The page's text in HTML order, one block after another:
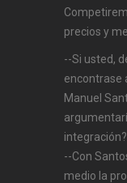
precios y
--Si usted,
encontrase
Manuel
integración?
--Con
medio la